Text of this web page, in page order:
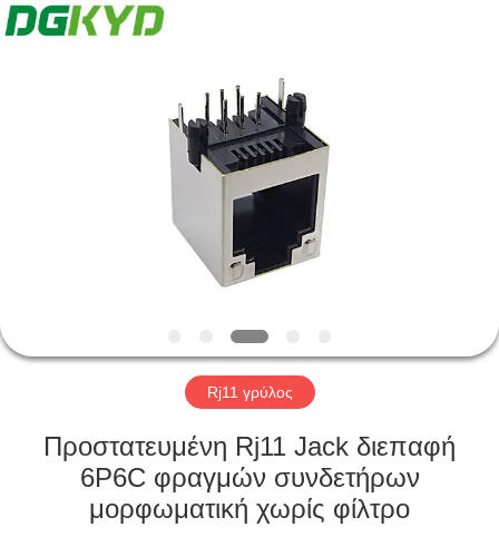
ΠΕΡΊΠΟΥ
ΓΎΡΟΣ
ΕΡΓΟΣΤΑΣΊΩΝ
Keyouda
Electronic
Technology
Rj11 γρύλος
Προστατευμένη Rj11 Jack διεπαφή
6P6C φραγμών συνδετήρων
μορφωματική χωρίς φίλτρο